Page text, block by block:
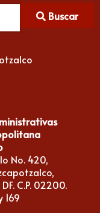
Buscar
No. 420,
C.P. 02200.
169